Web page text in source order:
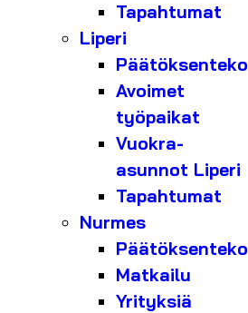
Tapahtumat
Liperi
Päätöksenteko
Avoimet
työpaikat
Vuokra-
asunnot Liperi
Tapahtumat
Nurmes
Päätöksenteko
Matkailu
Yrityksiä